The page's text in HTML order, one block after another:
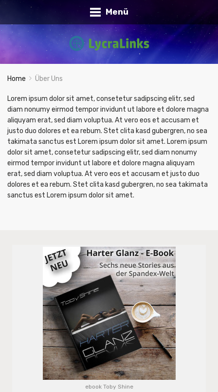
Menü
Home Über Uns
Lorem ipsum dolor sit amet, consetetur sadipscing elitr, sed
diam nonumy eirmod tempor invidunt ut labore et dolore magna
aliquyam erat, sed diam voluptua. At vero eos et accusam et
justo duo dolores et ea rebum. Stet clita kasd gubergren, no sea
takimata sanctus est Lorem ipsum dolor sit amet. Lorem ipsum
dolor sit amet, consetetur sadipscing elitr, sed diam nonumy
eirmod tempor invidunt ut labore et dolore magna aliquyam
erat, sed diam voluptua. At vero eos et accusam et justo duo
dolores et ea rebum. Stet clita kasd gubergren, no sea takimata
sanctus est Lorem ipsum dolor sit amet.
ebook Toby Shine